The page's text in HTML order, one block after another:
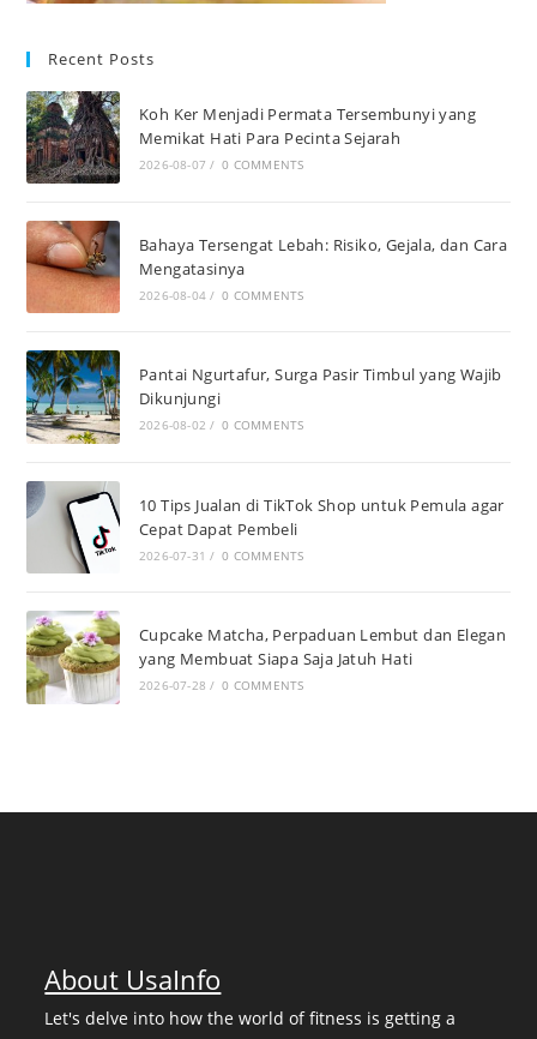
Recent Posts
Koh Ker Menjadi Permata Tersembunyi yang
Memikat Hati Para Pecinta Sejarah
2026-08-07 / 0 COMMENTS
Bahaya Tersengat Lebah: Risiko, Gejala, dan Cara
Mengatasinya
2026-08-04 / 0 COMMENTS
Pantai Ngurtafur, Surga Pasir Timbul yang Wajib
Dikunjungi
2026-08-02 / 0 COMMENTS
10 Tips Jualan di TikTok Shop untuk Pemula agar
Cepat Dapat Pembeli
2026-07-31 / 0 COMMENTS
Cupcake Matcha, Perpaduan Lembut dan Elegan
yang Membuat Siapa Saja Jatuh Hati
2026-07-28 / 0 COMMENTS
About UsaInfo
Let's delve into how the world of fitness is getting a